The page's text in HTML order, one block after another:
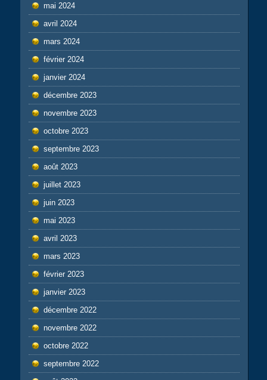
mai 2024
avril 2024
mars 2024
février 2024
janvier 2024
décembre 2023
novembre 2023
octobre 2023
septembre 2023
août 2023
juillet 2023
juin 2023
mai 2023
avril 2023
mars 2023
février 2023
janvier 2023
décembre 2022
novembre 2022
octobre 2022
septembre 2022